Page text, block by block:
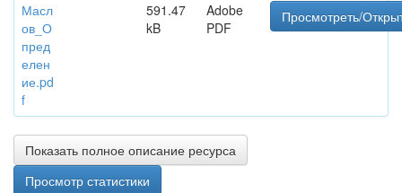
Масл
ов_О
пред
елен
ие.pd
f
591.47
kB
Adobe
PDF
Просмотреть/
Показать полное описание ресурса
Просмотр статистики